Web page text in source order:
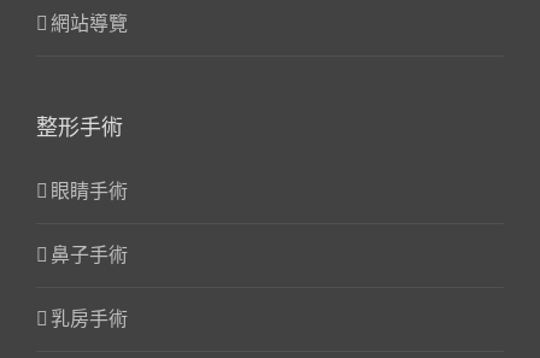
網站導覽
整形手術
眼睛手術
鼻子手術
乳房手術